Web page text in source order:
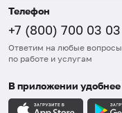
Телефон
+7 (800) 700 03 03
Ответим на любые вопросы
по работе и услугам
В приложении удобнее